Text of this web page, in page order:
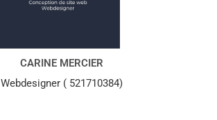
CARINE MERCIER
Webdesigner ( 521710384)